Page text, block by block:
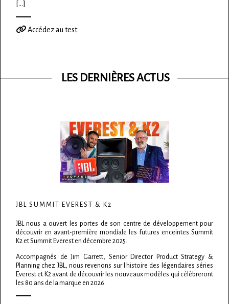
[...]
Accédez au test
LES DERNIÈRES ACTUS
JBL SUMMIT EVEREST & K2
JBL nous a ouvert les portes de son centre de développement pour
découvrir en avant-première mondiale les futures enceintes Summit
K2 et Summit Everest en décembre 2025.
Accompagnés de Jim Garrett, Senior Director Product Strategy &
Planning chez JBL, nous revenons sur l'histoire des légendaires séries
Everest et K2 avant de découvrir les nouveaux modèles qui célèbreront
les 80 ans de la marque en 2026.